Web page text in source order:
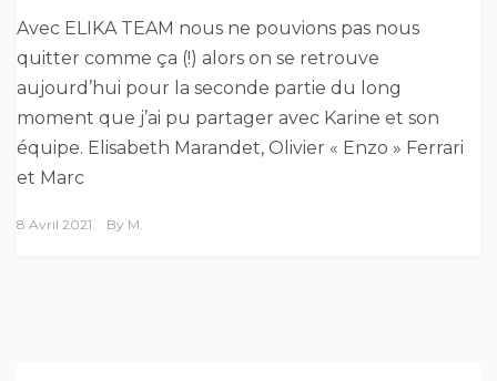
Avec ELIKA TEAM nous ne pouvions pas nous
quitter comme ça (!) alors on se retrouve
aujourd’hui pour la seconde partie du long
moment que j’ai pu partager avec Karine et son
équipe. Elisabeth Marandet, Olivier « Enzo » Ferrari
et Marc
8 Avril 2021 By M.